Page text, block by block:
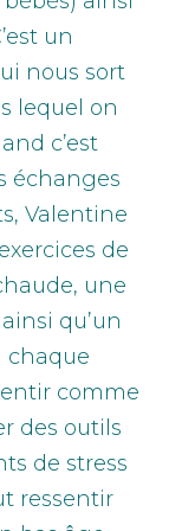
un
nous sort
lequel on
c’est
échanges
Valentine
de
une
qu’un
chaque
comme
des outils
de stress
ressentir